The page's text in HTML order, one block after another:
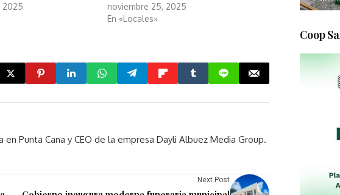
2025
noviembre 25, 2025
En «Locales»
Punta Cana y CEO de la empresa Dayli Albuez Media Group.
Next Post
Coop